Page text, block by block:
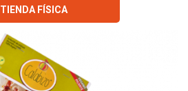
TIENDA FÍSICA